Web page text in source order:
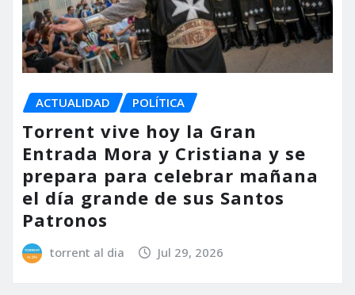
ACTUALIDAD POLÍTICA
Torrent vive hoy la Gran
Entrada Mora y Cristiana y se
prepara para celebrar mañana
el día grande de sus Santos
Patronos
torrent al dia Jul 29, 2026